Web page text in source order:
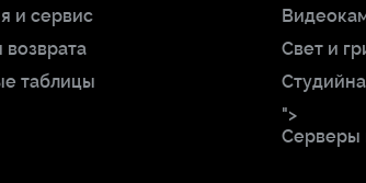
и сервис
возврата
таблицы
Свет и
">
Серверы